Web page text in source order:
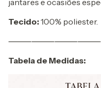
jantares e ocasiões
Tecido:100% poliester.
Tabela de Medidas: